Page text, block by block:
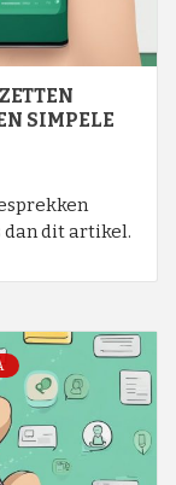
SIMPELE
dan dit artikel.